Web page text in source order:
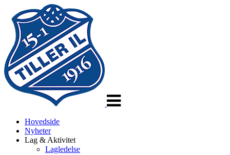
Hovedside
Nyheter
Lag & Aktivitet
Lagledelse